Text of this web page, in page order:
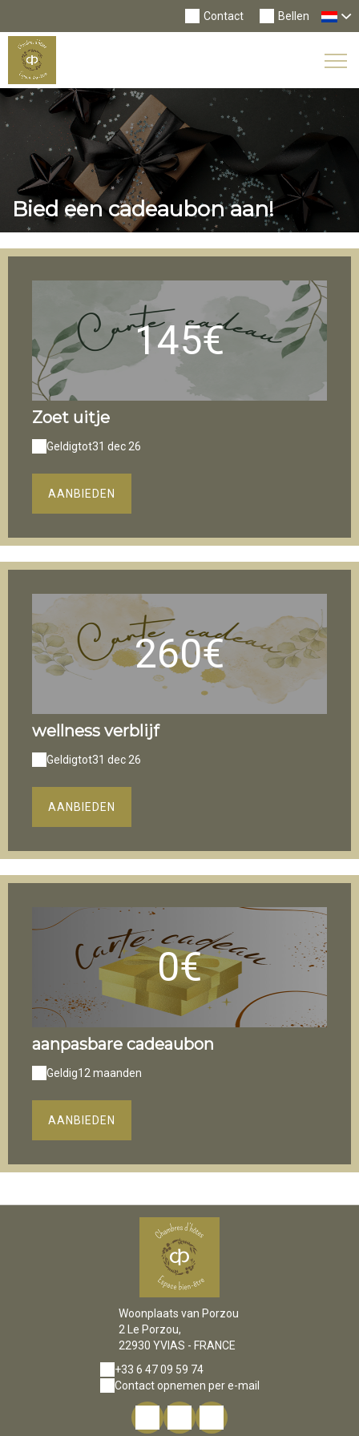
Bellen
Contact
Bied een cadeaubon aan!
145€
Zoet uitje
Geldigtot31 dec 26
AANBIEDEN
260€
wellness verblijf
Geldigtot31 dec 26
AANBIEDEN
0€
aanpasbare cadeaubon
Geldig12 maanden
AANBIEDEN
Woonplaats van Porzou
2 Le Porzou,
22930 YVIAS - FRANCE
+33 6 47 09 59 74
Contact opnemen per e-mail